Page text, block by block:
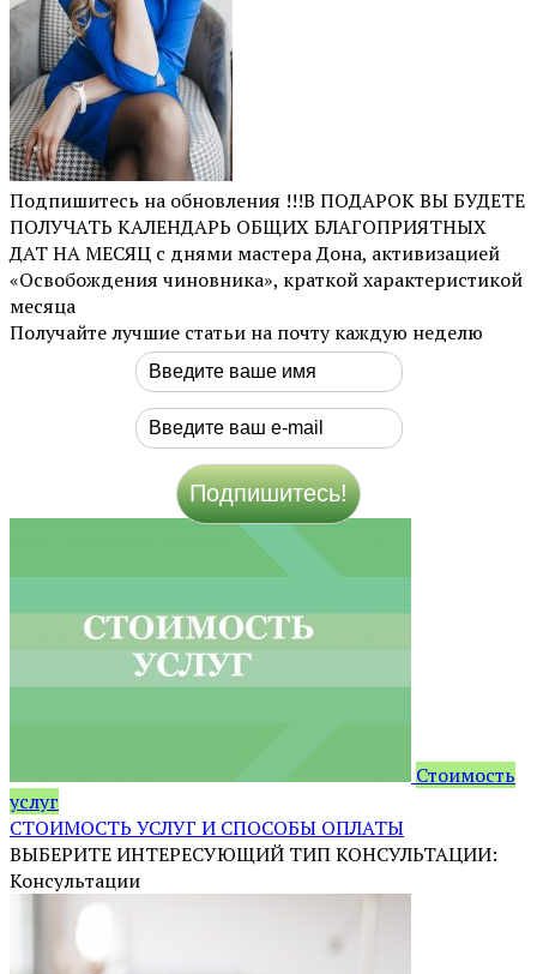
Подпишитесь на обновления !!!В ПОДАРОК ВЫ БУДЕТЕ
ПОЛУЧАТЬ КАЛЕНДАРЬ ОБЩИХ БЛАГОПРИЯТНЫХ
ДАТ НА МЕСЯЦ с днями мастера Дона, активизацией
«Освобождения чиновника», краткой характеристикой
месяца
Получайте лучшие статьи на почту каждую неделю
Стоимость
услуг
СТОИМОСТЬ УСЛУГ И СПОСОБЫ ОПЛАТЫ
ВЫБЕРИТЕ ИНТЕРЕСУЮЩИЙ ТИП КОНСУЛЬТАЦИИ:
Консультации